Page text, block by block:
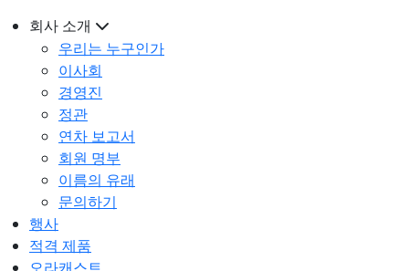
회사 소개
우리는 누구인가
이사회
경영진
정관
연차 보고서
회원 명부
이름의 유래
문의하기
행사
적격 제품